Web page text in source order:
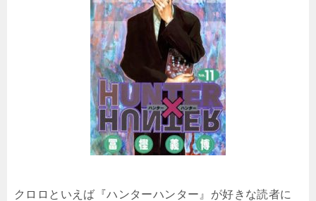
クロロといえば『ハンターハンター』が好きな読者に